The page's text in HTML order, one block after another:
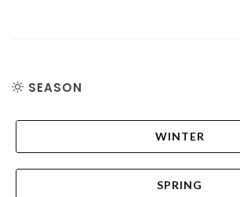
SEASON
WINTER
SPRING